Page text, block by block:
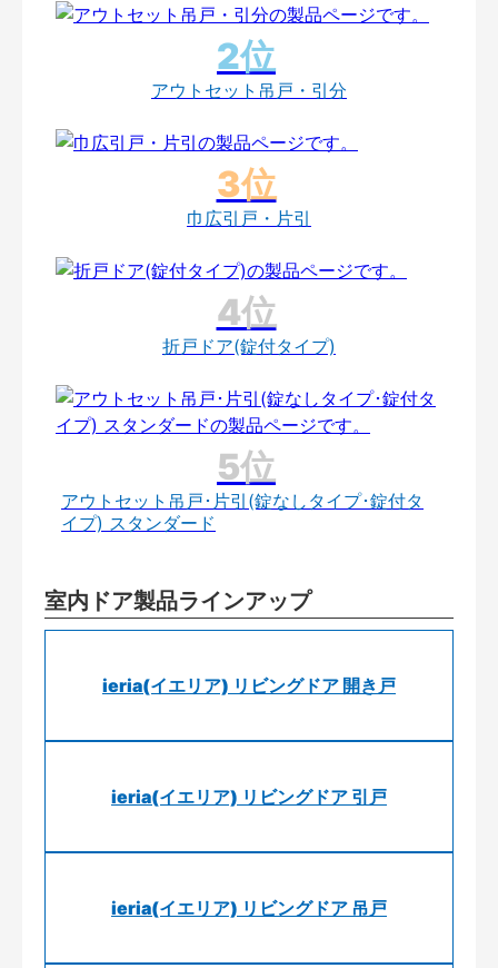
アウトセット吊戸・引分
巾広引戸・片引
折戸ドア(錠付タイプ)
アウトセット吊戸･片引(錠なしタイプ･錠付タ
イプ) スタンダード
室内ドア製品ラインアップ
ieria(イエリア) リビングドア 開き戸
ieria(イエリア) リビングドア 引戸
ieria(イエリア) リビングドア 吊戸